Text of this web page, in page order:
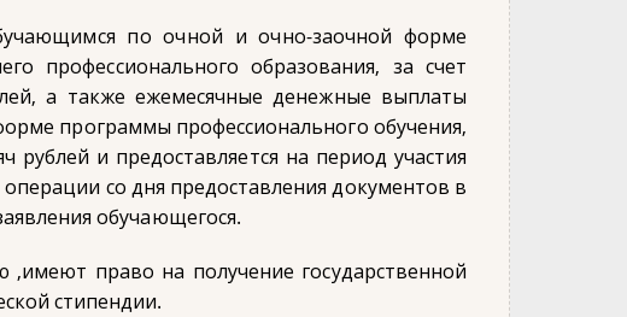
по очной и очно-заочной форме
профессионального образования, за счет
а также ежемесячные денежные выплаты
программы профессионального обучения,
рублей и предоставляется на период участия
со дня предоставления документов в
обучающегося.
право на получение государственной
стипендии.